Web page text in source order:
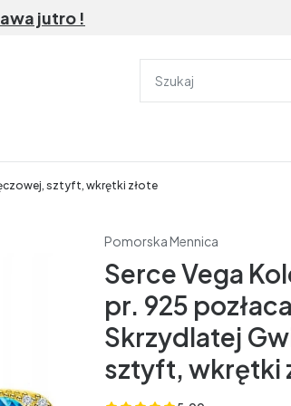
jutro !
sztyft, wkrętki złote
Pomorska Mennica
Serce Vega
pr. 925
Skrzydlatej
sztyft, wkrętki